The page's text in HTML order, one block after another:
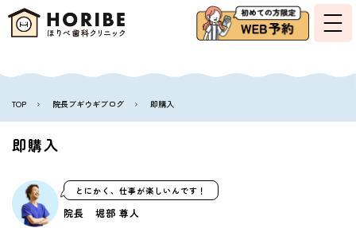
TOP 院長ブギウギブログ 即購入
即購入
とにかく、仕事が楽しいんです！
院長 堀部 尊人